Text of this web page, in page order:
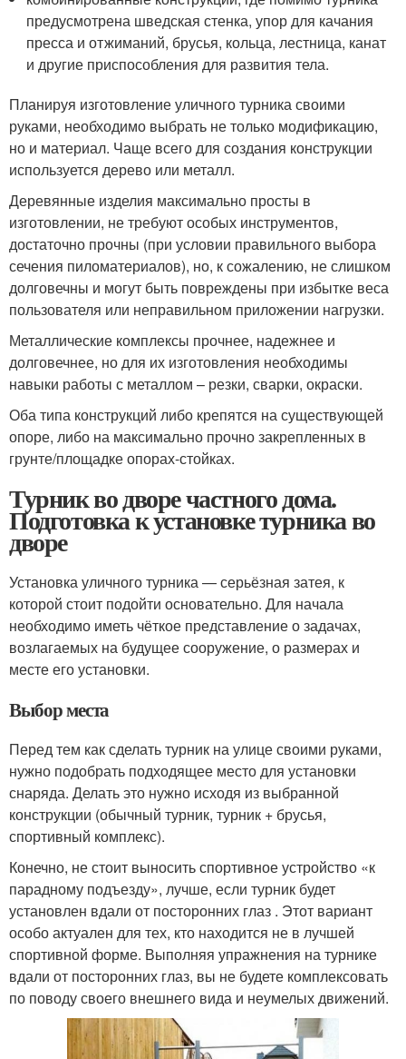
предусмотрена шведская стенка, упор для качания
пресса и отжиманий, брусья, кольца, лестница, канат
и другие приспособления для развития тела.
Планируя изготовление уличного турника своими
руками, необходимо выбрать не только модификацию,
но и материал. Чаще всего для создания конструкции
используется дерево или металл.
Деревянные изделия максимально просты в
изготовлении, не требуют особых инструментов,
достаточно прочны (при условии правильного выбора
сечения пиломатериалов), но, к сожалению, не слишком
долговечны и могут быть повреждены при избытке веса
пользователя или неправильном приложении нагрузки.
Металлические комплексы прочнее, надежнее и
долговечнее, но для их изготовления необходимы
навыки работы с металлом – резки, сварки, окраски.
Оба типа конструкций либо крепятся на существующей
опоре, либо на максимально прочно закрепленных в
грунте/площадке опорах-стойках.
Турник во дворе частного дома.
Подготовка к установке турника во
дворе
Установка уличного турника — серьёзная затея, к
которой стоит подойти основательно. Для начала
необходимо иметь чёткое представление о задачах,
возлагаемых на будущее сооружение, о размерах и
месте его установки.
Выбор места
Перед тем как сделать турник на улице своими руками,
нужно подобрать подходящее место для установки
снаряда. Делать это нужно исходя из выбранной
конструкции (обычный турник, турник + брусья,
спортивный комплекс).
Конечно, не стоит выносить спортивное устройство «к
парадному подъезду», лучше, если турник будет
установлен вдали от посторонних глаз . Этот вариант
особо актуален для тех, кто находится не в лучшей
спортивной форме. Выполняя упражнения на турнике
вдали от посторонних глаз, вы не будете комплексовать
по поводу своего внешнего вида и неумелых движений.